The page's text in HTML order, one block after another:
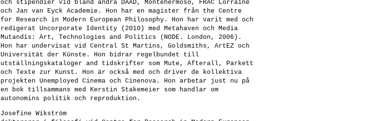
och stipendier vid bland andra DAAD, Montehermoso, FRAC Lorraine
och Jan van Eyck Academie. Hon har en magister från the Centre
for Research in Modern European Philosophy. Hon har varit med och
redigerat Uncorporate Identity (2010) med Metahaven och Media
Mutandis: Art, Technologies and Politics (NODE. London, 2006).
Hon har undervisat vid Central St Martins, Goldsmiths, ArtEZ och
Universität der Künste. Hon bidrar regelbundet till
utställningskataloger and tidskrifter som Mute, Afterall, Parkett
och Texte zur Kunst. Hon är också med och driver de kollektiva
projekten Unemployed Cinema och Cinenova. Hon arbetar just nu på
en bok tillsammans med Kerstin Stakemeier som handlar om
autonomins politik och reproduktion.
Josefine Wikström